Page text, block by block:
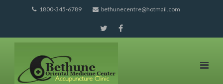
1800-345-6789 bethunecentre@hotmail.com